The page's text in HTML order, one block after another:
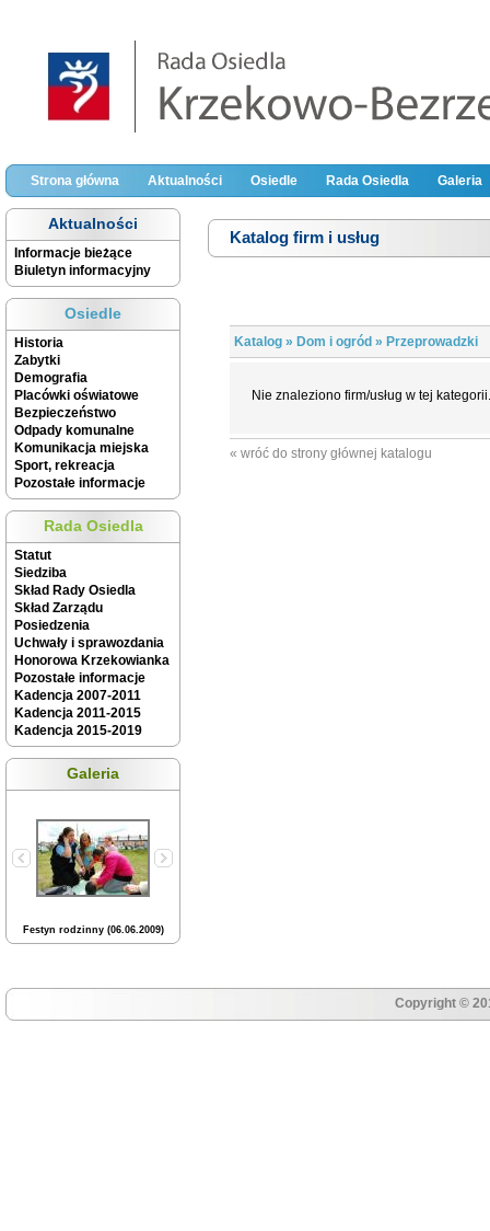
Strona główna Aktualności Osiedle Rada Osiedla Galeria
Aktualności
Informacje bieżące
Biuletyn informacyjny
Osiedle
Historia
Zabytki
Demografia
Placówki oświatowe
Bezpieczeństwo
Odpady komunalne
Komunikacja miejska
Sport, rekreacja
Pozostałe informacje
Rada Osiedla
Statut
Siedziba
Skład Rady Osiedla
Skład Zarządu
Posiedzenia
Uchwały i sprawozdania
Honorowa Krzekowianka
Pozostałe informacje
Kadencja 2007-2011
Kadencja 2011-2015
Kadencja 2015-2019
Galeria
Festyn rodzinny (06.06.2009)
Katalog firm i usług
Katalog » Dom i ogród » Przeprowadzki
Nie znaleziono firm/usług w tej kategorii.
« wróć do strony głównej katalogu
Copyright ©